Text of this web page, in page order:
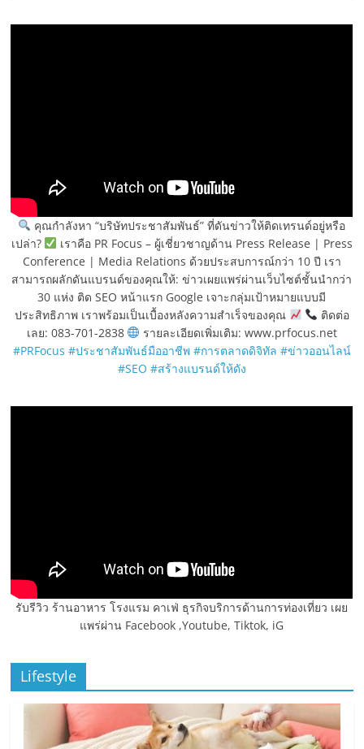
คุณกำลังหา “บริษัทประชาสัมพันธ์” ที่ดันข่าวให้ติดเทรนด์อยู่หรือ
เปล่า?
เราคือ PR Focus – ผู้เชี่ยวชาญด้าน Press Release | Press
Conference | Media Relations ด้วยประสบการณ์กว่า 10 ปี เรา
สามารถผลักดันแบรนด์ของคุณให้: ข่าวเผยแพร่ผ่านเว็บไซต์ชั้นนำกว่า
30 แห่ง ติด SEO หน้าแรก Google เจาะกลุ่มเป้าหมายแบบมี
ประสิทธิภาพ เราพร้อมเป็นเบื้องหลังความสำเร็จของคุณ
ติดต่อ
เลย: 083-701-2838
รายละเอียดเพิ่มเติม: www.prfocus.net
#PRFocus #ประชาสัมพันธ์มืออาชีพ #การตลาดดิจิทัล #ข่าวออนไลน์
#SEO #สร้างแบรนด์ให้ดัง
รับรีวิว ร้านอาหาร โรงแรม คาเฟ่ ธุรกิจบริการด้านการท่องเที่ยว เผย
แพร่ผ่าน Facebook ,Youtube, Tiktok, iG
Lifestyle